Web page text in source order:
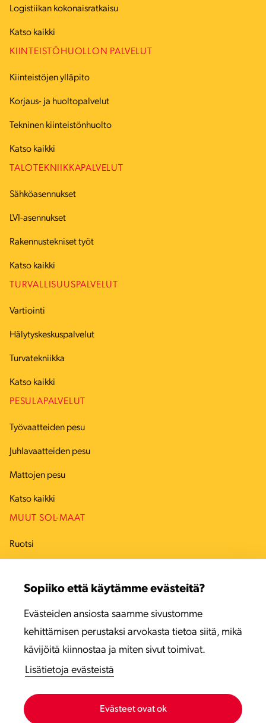
Sopiiko että käytämme evästeitä?
Evästeiden ansiosta saamme sivustomme
kehittämisen perustaksi arvokasta tietoa siitä, mikä
kävijöitä kiinnostaa ja miten sivut toimivat.
Lisätietoja evästeistä
Evästeet ovat ok
Logistiikan kokonaisratkaisu
Katso kaikki
KIINTEISTÖHUOLLON PALVELUT
Kiinteistöjen ylläpito
Korjaus- ja huoltopalvelut
Tekninen kiinteistönhuolto
Katso kaikki
TALOTEKNIIKKAPALVELUT
Sähköasennukset
LVI-asennukset
Rakennustekniset työt
Katso kaikki
TURVALLISUUSPALVELUT
Vartiointi
Hälytyskeskuspalvelut
Turvatekniikka
Katso kaikki
PESULAPALVELUT
Työvaatteiden pesu
Juhlavaatteiden pesu
Mattojen pesu
Katso kaikki
MUUT SOL-MAAT
Ruotsi
Viro
Latvia